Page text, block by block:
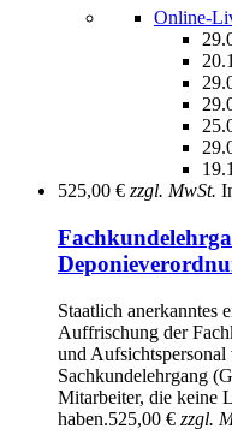
Online-
525,00 € zzgl. MwSt.
Staatlich anerkanntes
Auffrischung der
und
Sachkundelehrgang
Mitarbeiter, die keine
haben.525,00 € zzgl.